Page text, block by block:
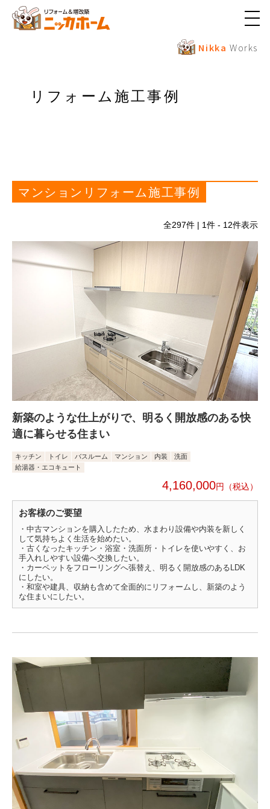
メ
ュ
Nikka Works
リフォーム施工事例
マンションリフォーム施工事例
全297件 | 1件 - 12件表示
新築のような仕上がりで、明るく開放感のある快
適に暮らせる住まい
キッチン トイレ バスルーム マンション 内装
洗面
給湯器・エコキュート
4,160,000円
お客様のご要望
・中古マンションを購入したため、水まわり設備や内装を新しく
して気持ちよく生活を始めたい。
・古くなったキッチン・浴室・洗面所・トイレを使いやすく、お
手入れしやすい設備へ交換したい。
・カーペットをフローリングへ張替え、明るく開放感のあるLDK
にしたい。
・和室や建具、収納も含めて全面的にリフォームし、新築のよう
な住まいにしたい。